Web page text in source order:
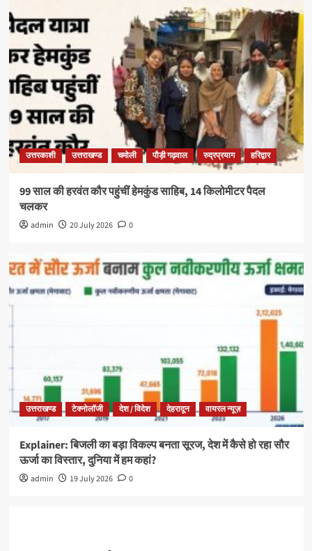
उत्तरकाशी उत्तराखण्ड चमोली पौड़ी गढ़वाल रुद्रप्रयाग हरिद्वार
99 साल की हरवंत कौर पहुंचीं हेमकुंड साहिब, 14 किलोमीटर पैदल
चलकर
admin 20 July 2026 0
उत्तराखण्ड टेक्नोलॉजी देश / विदेश देहरादून वायरल न्यूज़
Explainer: बिजली का बड़ा विकल्प बनता सूरज, देश में कैसे हो रहा सौर
ऊर्जा का विस्तार, दुनिया में हम कहां?
admin 19 July 2026 0